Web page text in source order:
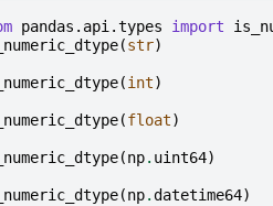
pandas.api.types import
(str)
(int)
(float)
(np. uint64)
(np.datetime64)